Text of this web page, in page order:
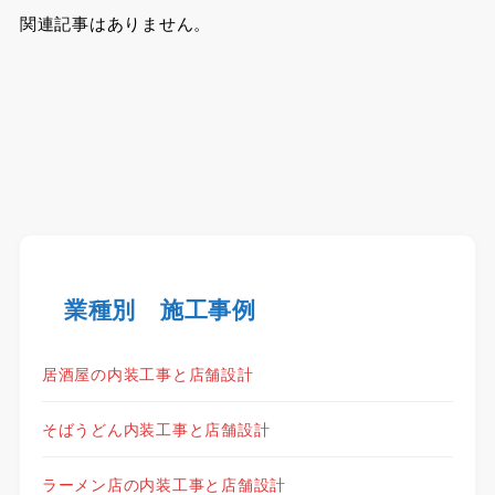
関連記事はありません。
業種別 施工事例
居酒屋の内装工事と店舗設計
そばうどん内装工事と店舗設計
ラーメン店の内装工事と店舗設計